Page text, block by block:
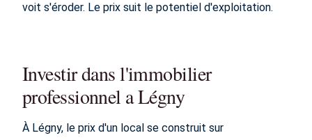
voit s'éroder. Le prix suit le potentiel d'exploitation.
Investir dans l'immobilier
professionnel a Légny
À Légny, le prix d'un local se construit sur